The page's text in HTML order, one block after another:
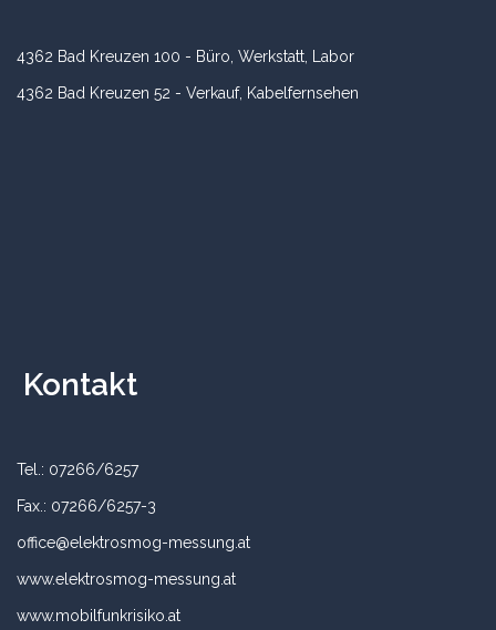
4362 Bad Kreuzen 100 - Büro, Werkstatt, Labor
4362 Bad Kreuzen 52 - Verkauf, Kabelfernsehen
Kontakt
Tel.: 07266/6257
Fax.: 07266/6257-3
office@elektrosmog-messung.at
www.elektrosmog-messung.at
www.mobilfunkrisiko.at